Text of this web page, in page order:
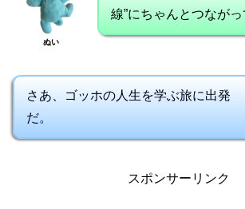
ぬい
線”にちゃんとつながっ
さあ、ゴッホの人生を学ぶ旅に出発
だ。
スポンサーリンク